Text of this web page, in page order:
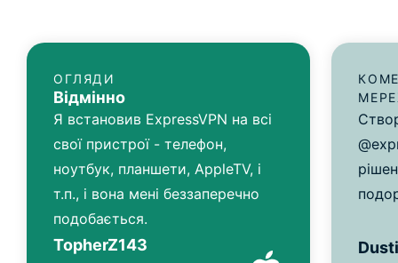
ОГЛЯДИ
Відмінно
Я встановив ExpressVPN на всі
свої пристрої - телефон,
ноутбук, планшети, AppleTV, і
т.п., і вона мені беззаперечно
подобається.
TopherZ143